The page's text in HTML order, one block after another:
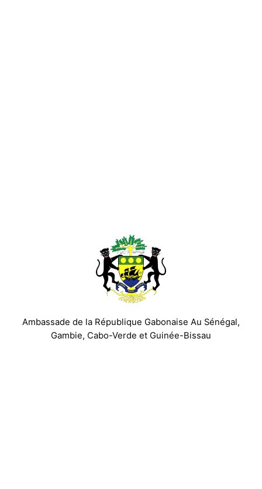
Ambassade de la République Gabonaise Au Sénégal,
Gambie, Cabo-Verde et Guinée-Bissau